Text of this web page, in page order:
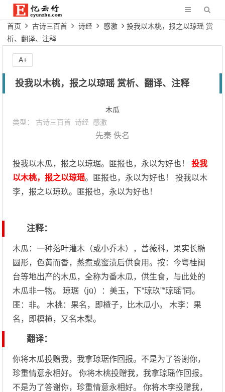
首页 古诗三百首 诗经 感激
投我以木桃，报之以琼瑶 赏
析、翻译、注释
投我以木桃，报之以琼瑶 赏析、翻译、注释
木瓜
类型： 古诗三百首 诗经 感激
先秦 佚名
投我以木瓜，报之以琼琚。匪报也，永以为好也！投我
以木桃，报之以琼瑶。匪报也，永以为好也！ 投我以木
李，报之以琼玖。匪报也，永以为好也！
注释：
木瓜：一种落叶灌木（或小乔木），蔷薇科，果实长椭
圆形，色黄而香，蒸煮或蜜渍后供食用。按：今粤桂闽
台等地出产的木瓜，全称为番木瓜，供生食，与此处的
木瓜非一物。 琼琚（jū）：美玉，下“琼玖”“琼瑶”同。
匪：非。 木桃：果名，即楂子，比木瓜小。 木李：果
名，即榠楂，又名木梨。
翻译：
你将木瓜投赠我，我拿琼琚作回报。不是为了答谢你，
珍重情意永相好。 你将木桃投赠我，我拿琼瑶作回报。
不是为了答谢你，珍重情意永相好。 你将木李投赠我，
A+